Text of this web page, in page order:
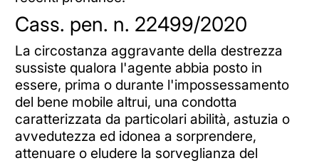
Cass. pen. n. 22499/2020
La circostanza aggravante della destrezza
sussiste qualora l'agente abbia posto in
essere, prima o durante l'impossessamento
del bene mobile altrui, una condotta
caratterizzata da particolari abilità, astuzia o
avvedutezza ed idonea a sorprendere,
attenuare o eludere la sorveglianza del